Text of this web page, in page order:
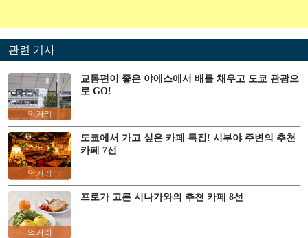
관련 기사
먹거리
교통편이 좋은 야에스에서 배를 채우고 도쿄 관광으
로 GO!
먹거리
도쿄에서 가고 싶은 카페 특집! 시부야 주변의 추천
카페 7선
먹거리
프로가 고른 시나가와의 추천 카페 8선